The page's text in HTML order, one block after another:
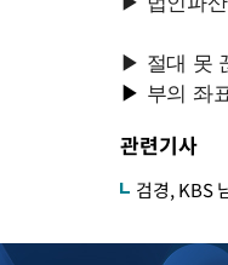
관련기사
검경, KBS